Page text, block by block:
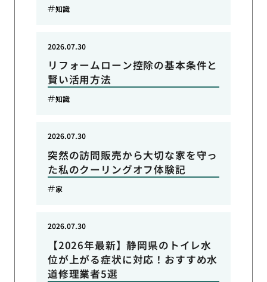
知識
リフォームローン控除の基本条件と
賢い活用方法
2026.07.30
知識
突然の訪問販売から大切な家を守っ
た私のクーリングオフ体験記
2026.07.30
家
【2026年最新】静岡県のトイレ水
位が上がる症状に対応！おすすめ水
道修理業者5選
2026.07.30